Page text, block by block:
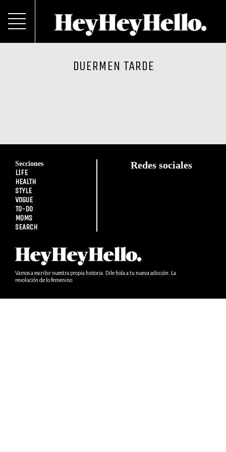
DUERMEN TARDE
Secciones
LIFE
HEALTH
STYLE
VOGUE
TO-DO
MOMS
SEARCH
Redes sociales
Vamos a escribir nuestra propia historia. Dile hola a tu nueva adicción. La
revolución de lo femenino.